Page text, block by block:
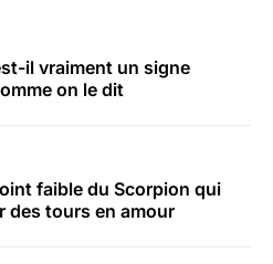
il vraiment un signe
on le dit
faible du Scorpion qui
des tours en amour